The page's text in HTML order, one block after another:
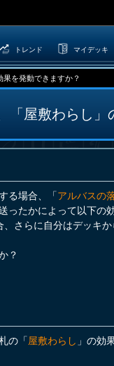
トレンド マイデッキ
を発動できますか？
屋敷わらし」
る場合、「アルバスの
たかによって以下の
さらに自分はデッキ
？
の「屋敷わらし 」の効